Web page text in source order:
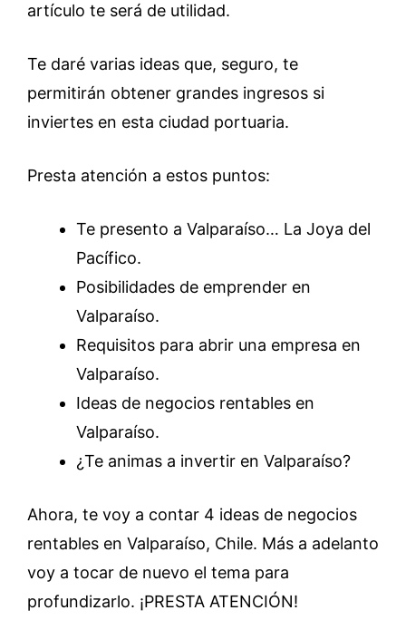
artículo te será de utilidad.
Te daré varias ideas que, seguro, te
permitirán obtener grandes ingresos si
inviertes en esta ciudad portuaria.
Presta atención a estos puntos:
Te presento a Valparaíso… La Joya del
Pacífico.
Posibilidades de emprender en
Valparaíso.
Requisitos para abrir una empresa en
Valparaíso.
Ideas de negocios rentables en
Valparaíso.
¿Te animas a invertir en Valparaíso?
Ahora, te voy a contar 4 ideas de negocios
rentables en Valparaíso, Chile. Más a adelanto
voy a tocar de nuevo el tema para
profundizarlo. ¡PRESTA ATENCIÓN!